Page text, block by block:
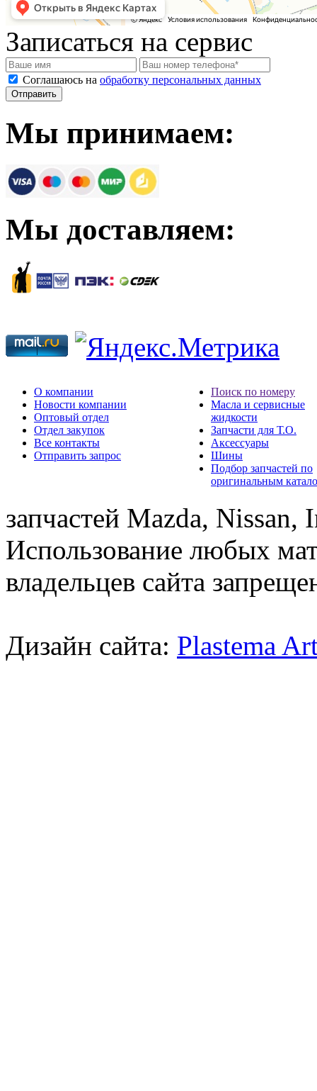
Записаться на сервис
Соглашаюсь на обработку персональных данных
Мы принимаем:
Мы доставляем:
О компании
Новости компании
Оптовый отдел
Отдел закупок
Все контакты
Отправить запрос
Поиск по номеру
Масла и сервисные
жидкости
Запчасти для Т.О.
Аксессуары
Шины
Подбор запчастей по
оригинальным
запчастей Mazda,
Использование любых
владельцев сайта
Дизайн сайта: Plastema